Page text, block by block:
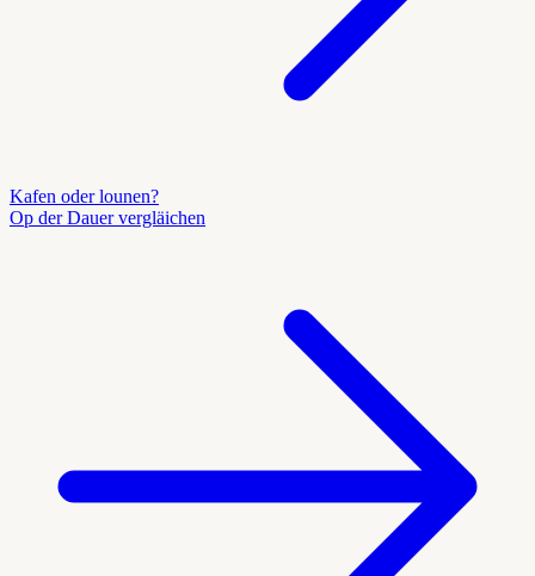
Kafen oder lounen?
Op der Dauer vergläichen